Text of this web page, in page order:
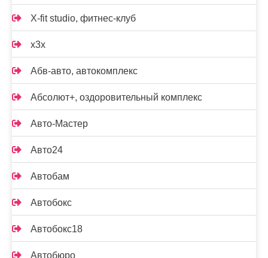
X-fit studio, фитнес-клуб
x3x
Абв-авто, автокомплекс
Абсолют+, оздоровительный комплекс
Авто-Мастер
Авто24
Автобам
Автобокс
Автобокс18
Автобюро